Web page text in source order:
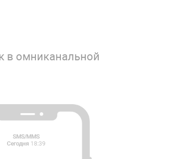
в омниканальной